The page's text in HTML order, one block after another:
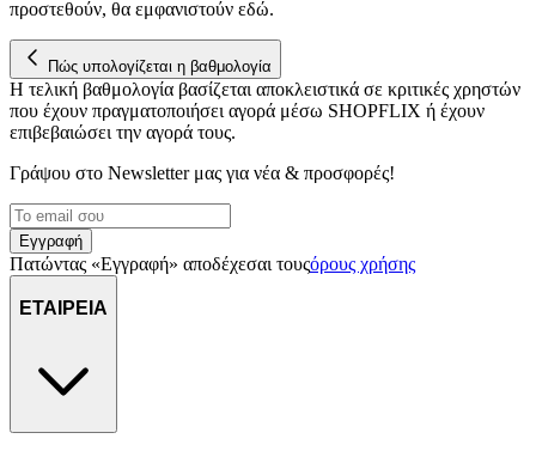
προστεθούν, θα εμφανιστούν εδώ.
Πώς υπολογίζεται η βαθμολογία
Η τελική βαθμολογία βασίζεται αποκλειστικά σε κριτικές χρηστών
που έχουν πραγματοποιήσει αγορά μέσω SHOPFLIX ή έχουν
επιβεβαιώσει την αγορά τους.
Γράψου στο Νewsletter μας για νέα & προσφορές!
Εγγραφή
Πατώντας «Εγγραφή» αποδέχεσαι τουςόρους χρήσης
ΕΤΑΙΡΕΙΑ